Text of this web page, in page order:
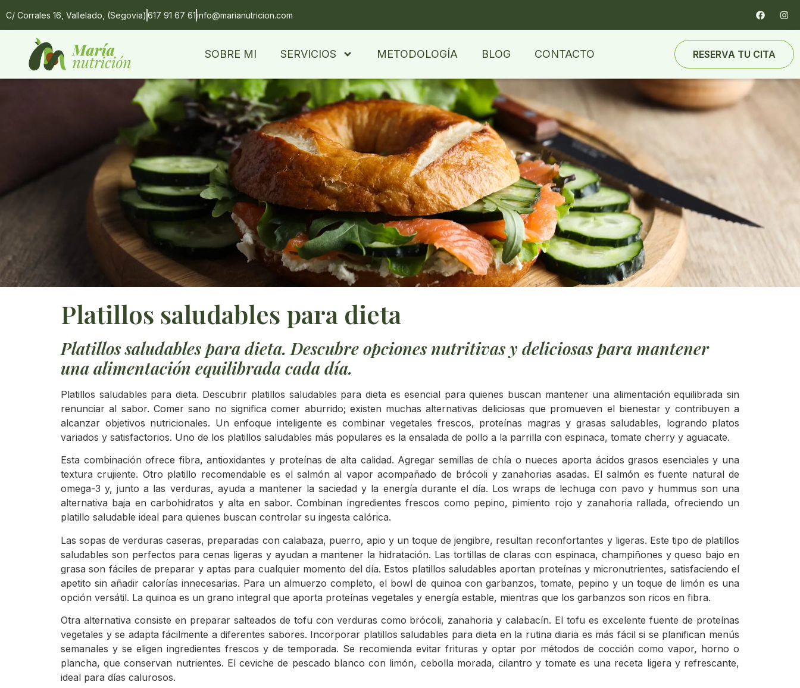
C/ Corrales 16, Vallelado, (Segovia) 617 91 67 61info@marianutricion.com
SOBRE MI SERVICIOS METODOLOGÍA BLOG CONTACTO RESERVA TU CITA
Platillos saludables para dieta
Platillos saludables para dieta. Descubre opciones nutritivas y deliciosas para mantener
una alimentación equilibrada cada día.
Platillos saludables para dieta. Descubrir platillos saludables para dieta es esencial para quienes buscan mantener una alimentación equilibrada sin
renunciar al sabor. Comer sano no significa comer aburrido; existen muchas alternativas deliciosas que promueven el bienestar y contribuyen a
alcanzar objetivos nutricionales. Un enfoque inteligente es combinar vegetales frescos, proteínas magras y grasas saludables, logrando platos
variados y satisfactorios. Uno de los platillos saludables más populares es la ensalada de pollo a la parrilla con espinaca, tomate cherry y aguacate.
Esta combinación ofrece fibra, antioxidantes y proteínas de alta calidad. Agregar semillas de chía o nueces aporta ácidos grasos esenciales y una
textura crujiente. Otro platillo recomendable es el salmón al vapor acompañado de brócoli y zanahorias asadas. El salmón es fuente natural de
omega-3 y, junto a las verduras, ayuda a mantener la saciedad y la energía durante el día. Los wraps de lechuga con pavo y hummus son una
alternativa baja en carbohidratos y alta en sabor. Combinan ingredientes frescos como pepino, pimiento rojo y zanahoria rallada, ofreciendo un
platillo saludable ideal para quienes buscan controlar su ingesta calórica.
Las sopas de verduras caseras, preparadas con calabaza, puerro, apio y un toque de jengibre, resultan reconfortantes y ligeras. Este tipo de platillos
saludables son perfectos para cenas ligeras y ayudan a mantener la hidratación. Las tortillas de claras con espinaca, champiñones y queso bajo en
grasa son fáciles de preparar y aptas para cualquier momento del día. Estos platillos saludables aportan proteínas y micronutrientes, satisfaciendo el
apetito sin añadir calorías innecesarias. Para un almuerzo completo, el bowl de quinoa con garbanzos, tomate, pepino y un toque de limón es una
opción versátil. La quinoa es un grano integral que aporta proteínas vegetales y energía estable, mientras que los garbanzos son ricos en fibra.
Otra alternativa consiste en preparar salteados de tofu con verduras como brócoli, zanahoria y calabacín. El tofu es excelente fuente de proteínas
vegetales y se adapta fácilmente a diferentes sabores. Incorporar platillos saludables para dieta en la rutina diaria es más fácil si se planifican menús
semanales y se eligen ingredientes frescos y de temporada. Se recomienda evitar frituras y optar por métodos de cocción como vapor, horno o
plancha, que conservan nutrientes. El ceviche de pescado blanco con limón, cebolla morada, cilantro y tomate es una receta ligera y refrescante,
ideal para días calurosos.